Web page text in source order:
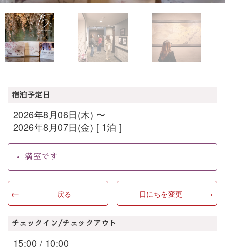
宿泊予定日
2026年8月06日(木) 〜
2026年8月07日(金) [ 1泊 ]
満室です
戻る 日にちを変更
チェックイン/チェックアウト
15:00 / 10:00